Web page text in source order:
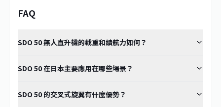
FAQ
SDO 50 無人直升機的載重和續航力如何？
SDO 50 在日本主要應用在哪些場景？
SDO 50 的交叉式旋翼有什麼優勢？